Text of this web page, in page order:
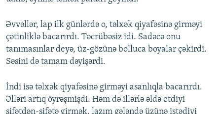
Əvvəllər, lap ilk günlərdə o, təlxək qiyafəsinə girməyi
çətinliklə bacarırdı. Təcrübəsiz idi. Sadəcə onu
tanımasınlar deyə, üz-gözünə bolluca boyalar çəkirdi.
Səsini də tamam dəyişərdi.
İndi isə təlxək qiyafəsinə girməyi asanlıqla bacarırdı.
Əlləri artıq öyrəşmişdi. Həm də illərlə əldə etdiyi
sifətdən-sifətə girmək, lazım gələndə üzünə istədiyi